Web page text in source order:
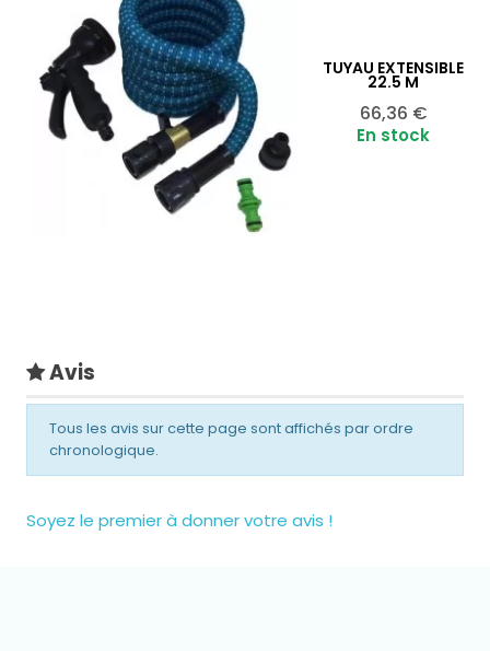
Ajouter au panier
TUYAU EXTENSIBLE
22.5 M
Prix
66,36 €
En stock
Avis
Tous les avis sur cette page sont affichés par ordre
chronologique.
Soyez le premier à donner votre avis !